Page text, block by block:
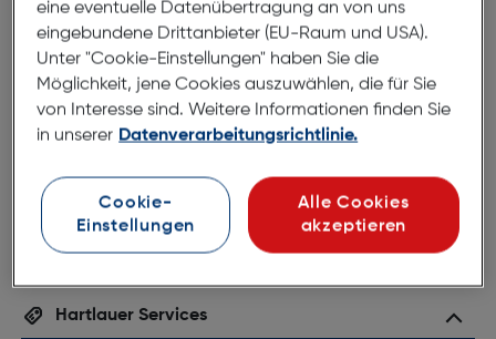
100-DEZIBEL ALARM: Sobald ein Einbruch erkannt
wird, erklingt ein lautes Alarmsignal an der Home
Base und Sie werden sofort benachrichtigt.
KINDERLEICHTE INSTALLATION: Einfach das Band
Fenster anbringen. Fertig.
Hartlauer Services
eine eventuelle Datenübertragung an von uns
eingebundene Drittanbieter (EU-Raum und USA).
Unter "Cookie-Einstellungen" haben Sie die
Möglichkeit, jene Cookies auszuwählen, die für Sie
von Interesse sind. Weitere Informationen finden Sie
in unserer Datenverarbeitungsrichtlinie.
Cookie-
Einstellungen
Alle Cookies
akzeptieren